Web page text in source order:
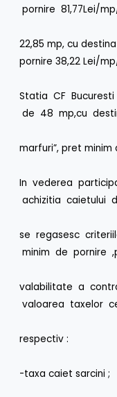
pornire 81,77Lei/
22,85 mp, cu
pornire 38,22 Lei/
Statia CF
de 48 mp,cu
marfuri”, pret
In vederea
achizitia caietului
se regasesc
minim de pornire
valabilitate a
valoarea taxelor
respectiv :
-taxa caiet sarcini ;